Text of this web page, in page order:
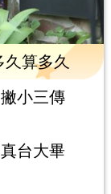
算多久
小三傳
台大畢